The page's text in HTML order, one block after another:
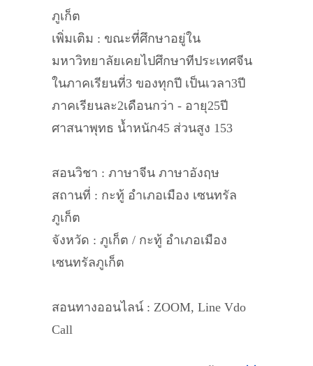
ภูเก็ต
เพิ่มเติม : ขณะที่ศึกษาอยู่ใน
มหาวิทยาลัยเคยไปศึกษาทีประเทศจีน
ในภาคเรียนที่3 ของทุกปี เป็นเวลา3ปี
ภาคเรียนละ2เดือนกว่า - อายุ25ปี
ศาสนาพุทธ น้ำหนัก45 ส่วนสูง 153
สอนวิชา : ภาษาจีน ภาษาอังฤษ
สถานที่ : กะทู้ อำเภอเมือง เซนทรัล
ภูเก็ต
จังหวัด : ภูเก็ต / กะทู้ อำเภอเมือง
เซนทรัลภูเก็ต
สอนทางออนไลน์ : ZOOM, Line Vdo
Call